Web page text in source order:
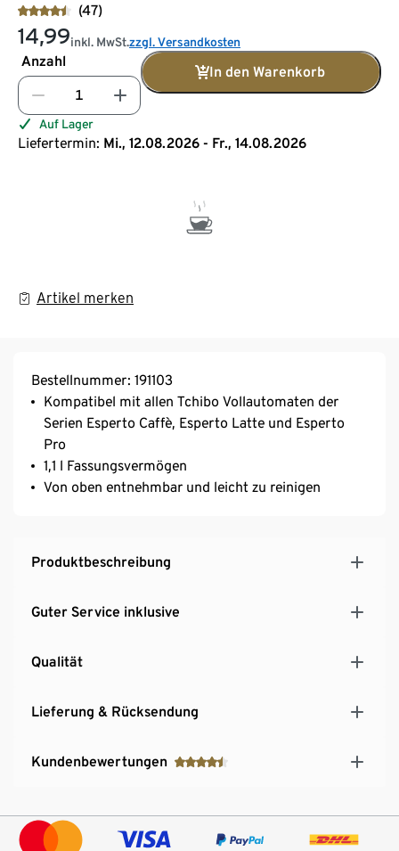
(47)
14,99inkl. MwSt.zzgl. Versandkosten
Anzahl
In den Warenkorb
Auf Lager
Liefertermin: Mi., 12.08.2026 - Fr., 14.08.2026
Artikel merken
Bestellnummer: 191103
Kompatibel mit allen Tchibo Vollautomaten der
Serien Esperto Caffè, Esperto Latte und Esperto
Pro
1,1 l Fassungsvermögen
Von oben entnehmbar und leicht zu reinigen
Produktbeschreibung
Guter Service inklusive
Qualität
Lieferung & Rücksendung
Kundenbewertungen